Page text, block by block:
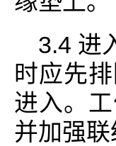
3.4 进
时应先
进入。
并加强联